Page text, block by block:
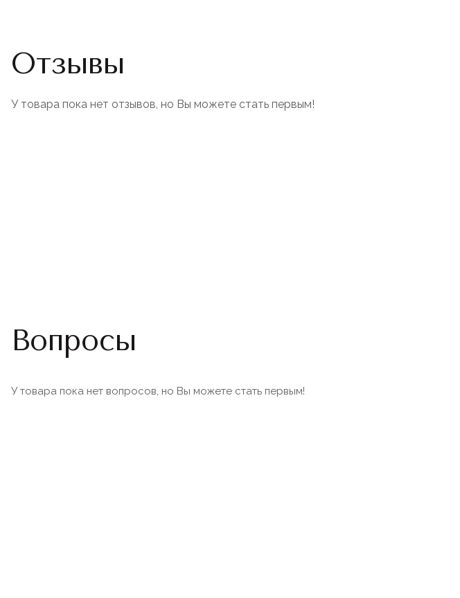
Отзывы
У товара пока нет отзывов, но Вы можете стать первым!
Вопросы
У товара пока нет вопросов, но Вы можете стать первым!